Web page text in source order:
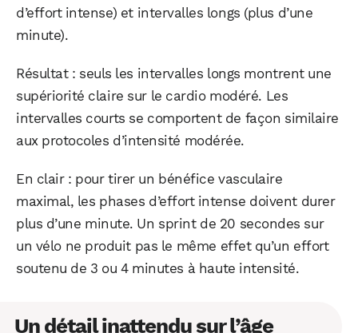
d’effort intense) et intervalles longs (plus d’une
minute).
Résultat : seuls les intervalles longs montrent une
supériorité claire sur le cardio modéré. Les
intervalles courts se comportent de façon similaire
aux protocoles d’intensité modérée.
En clair : pour tirer un bénéfice vasculaire
maximal, les phases d’effort intense doivent durer
plus d’une minute. Un sprint de 20 secondes sur
un vélo ne produit pas le même effet qu’un effort
soutenu de 3 ou 4 minutes à haute intensité.
Un détail inattendu sur l’âge